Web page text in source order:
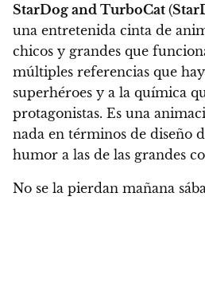
StarDog and TurboCat (
una entretenida cinta de
chicos y grandes que
múltiples referencias que
superhéroes y a la química
protagonistas. Es una
nada en términos de diseño
humor a las de las grandes
No se la pierdan mañana